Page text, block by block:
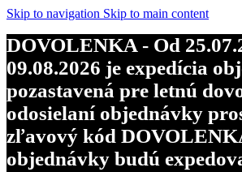
Skip to navigation Skip to main content
10.08.2026 so zľavou 10%.
DOVOLENKA - Od
09.08.2026 je expedícia
pozastavená pre letnú
odosielaní objednávky
zľavový kód
objednávky budú
DOVOLENKA - Od
09.08.2026 je expedícia
pozastavená pre letnú
odosielaní objednávky
zľavový kód
objednávky budú